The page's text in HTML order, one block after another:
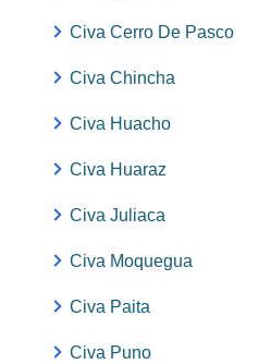
Civa Cerro De Pasco
Civa Chincha
Civa Huacho
Civa Huaraz
Civa Juliaca
Civa Moquegua
Civa Paita
Civa Puno